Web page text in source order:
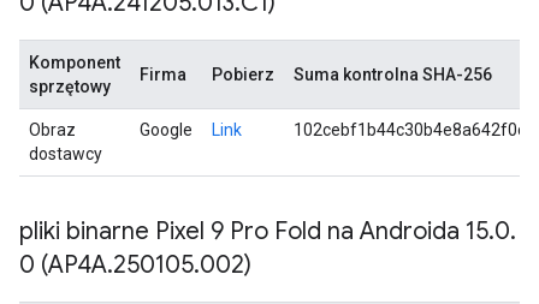
Komponent
sprzętowy
Firma Pobierz Suma kontrolna SHA-256
Obraz
dostawcy
Google Link
pliki binarne Pixel 9 Pro Fold na Androida 15.0.
0 (AP4A.250105.002)